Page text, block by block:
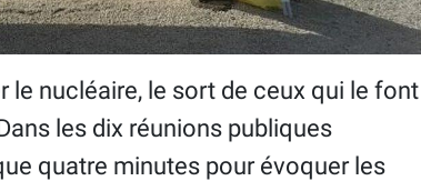
nucléaire, le sort de ceux qui le font
les dix réunions publiques
quatre minutes pour évoquer les